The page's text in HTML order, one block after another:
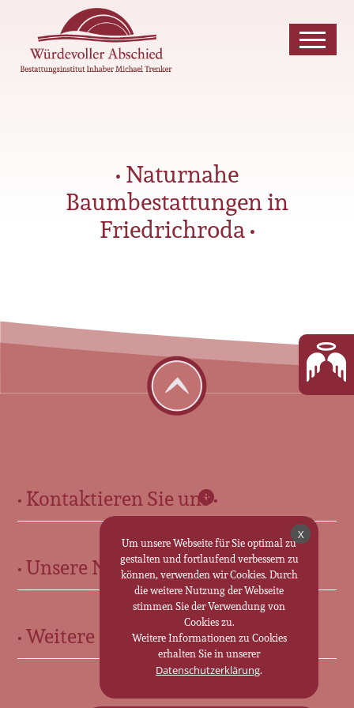
• Naturnahe
Baumbestattungen in
Friedrichroda •
• Kontaktieren Sie uns •
Für Sie in Ohrdruf:
Marktstr. 13 • 99885 Ohrdruf
0 36 24 - 30 70 25
Für Sie in Friedrichroda:
Marktstraße 35 • 99894 Friedrichroda
0 36 23 - 31 19 63
• Unsere Neuigkeiten •
• Weitere Informationen •
Trauerkutsche im Landkreis Gotha
Bestattungen im Landkreis Gotha
Um unsere Webseite für Sie optimal zu
gestalten und fortlaufend verbessern zu
können, verwenden wir Cookies. Durch
die weitere Nutzung der Webseite
stimmen Sie der Verwendung von
Cookies zu.
Weitere Informationen zu Cookies
erhalten Sie in unserer
Datenschutzerklärung.
X